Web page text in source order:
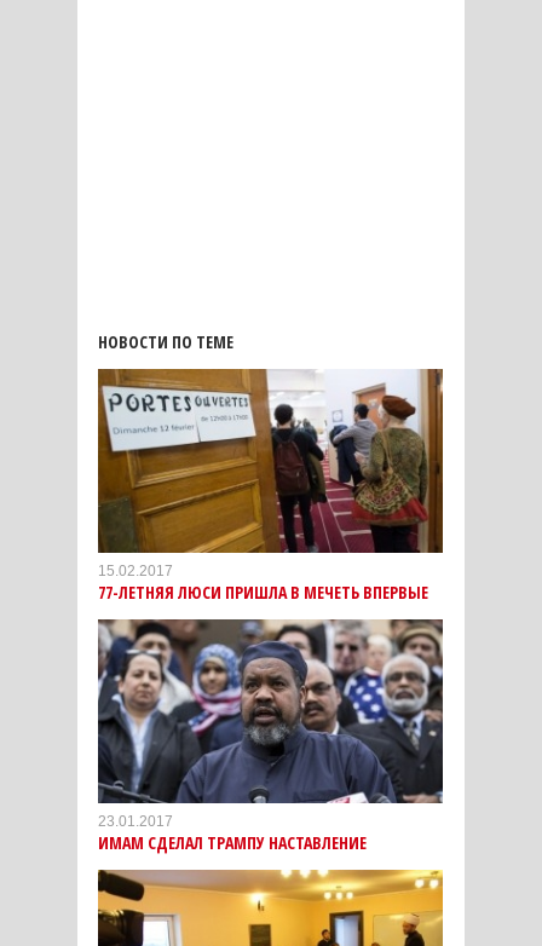
НОВОСТИ ПО ТЕМЕ
15.02.2017
77-ЛЕТНЯЯ ЛЮСИ ПРИШЛА В МЕЧЕТЬ ВПЕРВЫЕ
23.01.2017
ИМАМ СДЕЛАЛ ТРАМПУ НАСТАВЛЕНИЕ